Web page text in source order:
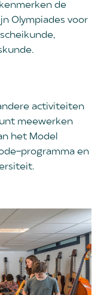
de
Olympiades voor
activiteiten
meewerken
het Model
programma en